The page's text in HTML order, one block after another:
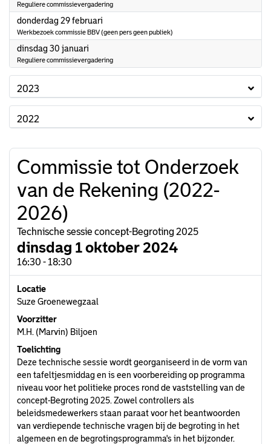
Reguliere commissievergadering
donderdag 29 februari
Werkbezoek commissie BBV (geen pers geen publiek)
dinsdag 30 januari
Reguliere commissievergadering
2023
2022
Commissie tot Onderzoek
van de Rekening (2022-
2026)
Technische sessie concept-Begroting 2025
dinsdag 1 oktober 2024
16:30 - 18:30
Locatie
Suze Groenewegzaal
Voorzitter
M.H. (Marvin) Biljoen
Toelichting
Deze technische sessie wordt georganiseerd in de vorm van
een tafeltjesmiddag en is een voorbereiding op programma
niveau voor het politieke proces rond de vaststelling van de
concept-Begroting 2025. Zowel controllers als
beleidsmedewerkers staan paraat voor het beantwoorden
van verdiepende technische vragen bij de begroting in het
algemeen en de begrotingsprogramma's in het bijzonder.